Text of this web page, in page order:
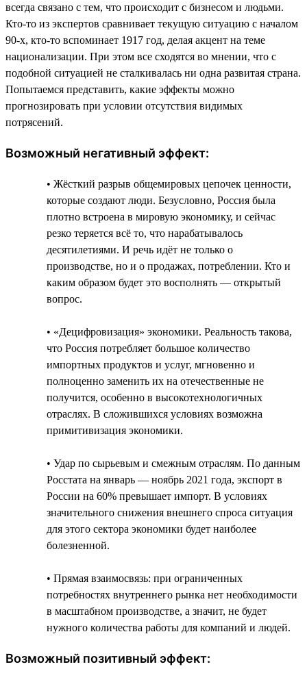
всегда связано с тем, что происходит с бизнесом и людьми.
Кто-то из экспертов сравнивает текущую ситуацию с началом
90-х, кто-то вспоминает 1917 год, делая акцент на теме
национализации. При этом все сходятся во мнении, что с
подобной ситуацией не сталкивалась ни одна развитая страна.
Попытаемся представить, какие эффекты можно
прогнозировать при условии отсутствия видимых
потрясений.
Возможный негативный эффект:
• Жёсткий разрыв общемировых цепочек ценности,
которые создают люди. Безусловно, Россия была
плотно встроена в мировую экономику, и сейчас
резко теряется всё то, что нарабатывалось
десятилетиями. И речь идёт не только о
производстве, но и о продажах, потреблении. Кто и
каким образом будет это восполнять — открытый
вопрос.
• «Децифровизация» экономики. Реальность такова,
что Россия потребляет большое количество
импортных продуктов и услуг, мгновенно и
полноценно заменить их на отечественные не
получится, особенно в высокотехнологичных
отраслях. В сложившихся условиях возможна
примитивизация экономики.
• Удар по сырьевым и смежным отраслям. По данным
Росстата на январь — ноябрь 2021 года, экспорт в
России на 60% превышает импорт. В условиях
значительного снижения внешнего спроса ситуация
для этого сектора экономики будет наиболее
болезненной.
• Прямая взаимосвязь: при ограниченных
потребностях внутреннего рынка нет необходимости
в масштабном производстве, а значит, не будет
нужного количества работы для компаний и людей.
Возможный позитивный эффект: